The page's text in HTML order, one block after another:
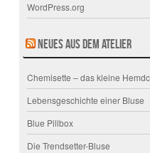
WordPress.org
Neues aus dem Atelier
Chemisette – das kleine
Lebensgeschichte einer Bluse
Blue Pillbox
Die Trendsetter-Bluse